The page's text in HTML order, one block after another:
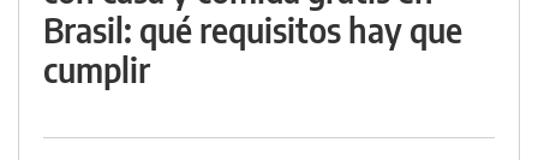
Brasil: qué requisitos hay que
cumplir